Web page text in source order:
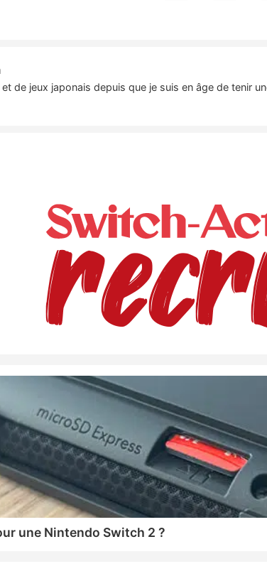
de jeux japonais depuis que je suis en âge de tenir
une Nintendo Switch 2 ?